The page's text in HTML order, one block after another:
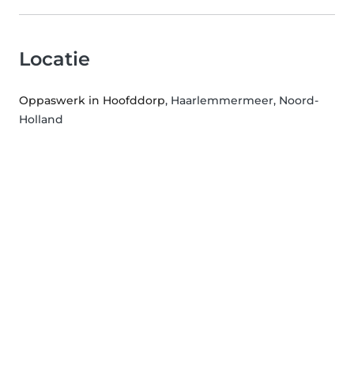
Locatie
Oppaswerk in Hoofddorp, Haarlemmermeer, Noord-
Holland